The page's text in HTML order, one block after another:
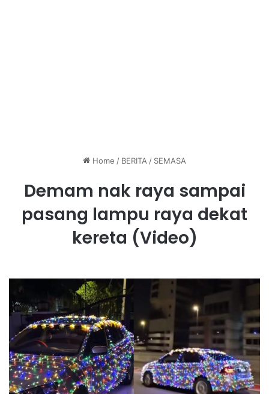
Home / BERITA / SEMASA
Demam nak raya sampai
pasang lampu raya dekat
kereta (Video)